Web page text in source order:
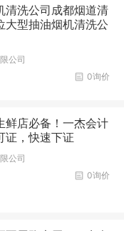
清洗公司成都烟道清
大型抽油烟机清洗公
公司
0询价
鲜店必备！一杰会计
证，快速下证
公司
0询价